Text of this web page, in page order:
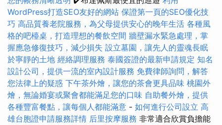
WordPress打造SEO友好的網站 保證第一頁的SEO優化技
巧 高品質養老院服務，為父母提供安心的晚年生活 各種風
格的吧檯桌，打造理想的餐飲空間 牆壁漏水緊急處理，掌
握應急修復技巧，減少損失 設立墓園，讓先人的靈魂長眠
於寧靜的土地 經絡調理服務 泰國簽證的最新申請規定 知名
設計公司，提供一流的室內設計服務 免費律師詢問，解答
您法律上的疑惑 下午茶外燴，讓您的茶會更具品味 桃園外
燴，無論婚宴或聚會都能滿足您的口味 自助餐外燴，提供
各種豐富餐點，讓每個人都能滿意 - 如何進行公司設立 高
雄台胞證申請服務詳情 后里按摩服務 非常適合欣賞負擔能